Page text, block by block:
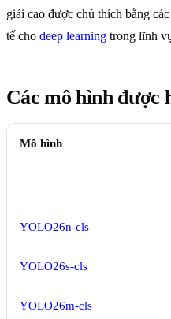
giải cao được chú thích bằng
tế cho deep learning trong lĩnh
Các mô hình được
Mô hình
YOLO26n-cls
YOLO26s-cls
YOLO26m-cls